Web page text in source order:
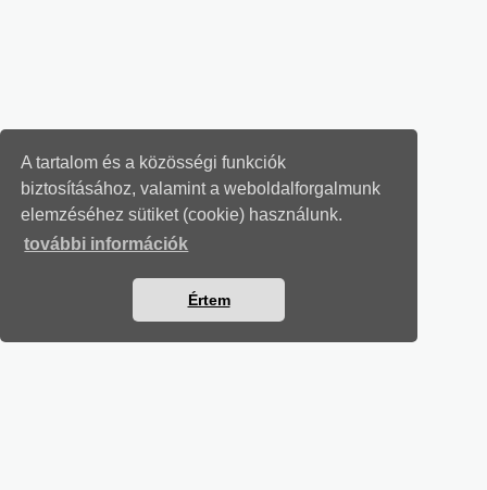
A tartalom és a közösségi funkciók
biztosításához, valamint a weboldalforgalmunk
elemzéséhez sütiket (cookie) használunk.
további információk
Értem